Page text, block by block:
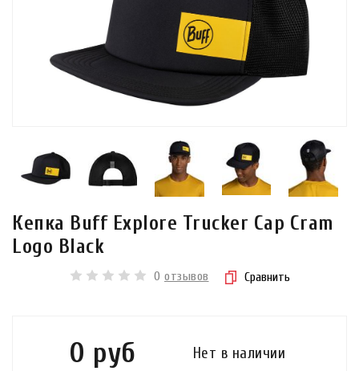
Кепка Buff Explore Trucker Cap Cram
Logo Black
0 отзывов Сравнить
0 руб Нет в наличии